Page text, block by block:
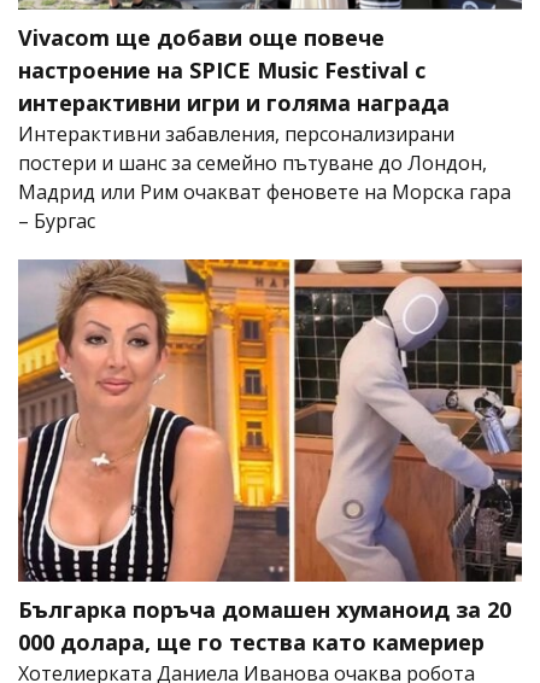
Vivacom ще добави още повече
настроение на SPICE Music Festival с
интерактивни игри и голяма награда
Интерактивни забавления, персонализирани
постери и шанс за семейно пътуване до Лондон,
Мадрид или Рим очакват феновете на Морска гара
– Бургас
Българка поръча домашен хуманоид за 20
000 долара, ще го тества като камериер
Хотелиерката Даниела Иванова очаква робота